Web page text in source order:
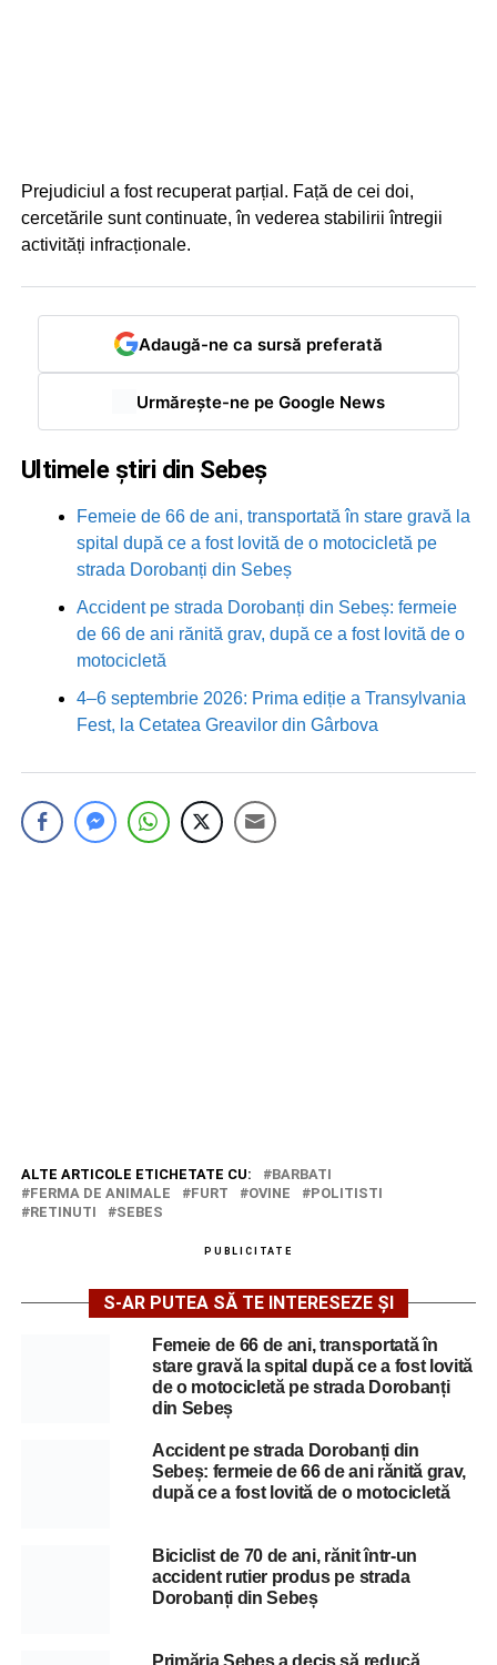
Prejudiciul a fost recuperat parțial. Față de cei doi,
cercetările sunt continuate, în vederea stabilirii întregii
activități infracționale.
Adaugă-ne ca sursă preferată
Urmărește-ne pe Google News
Ultimele știri din Sebeș
Femeie de 66 de ani, transportată în stare gravă la
spital după ce a fost lovită de o motocicletă pe
strada Dorobanți din Sebeș
Accident pe strada Dorobanți din Sebeș: fermeie
de 66 de ani rănită grav, după ce a fost lovită de o
motocicletă
4–6 septembrie 2026: Prima ediție a Transylvania
Fest, la Cetatea Greavilor din Gârbova
ALTE ARTICOLE ETICHETATE CU:
BARBATI
FERMA DE ANIMALE
FURT OVINE
POLITISTI
RETINUTI
SEBES
PUBLICITATE
S-AR PUTEA SĂ TE INTERESEZE ȘI
Femeie de 66 de ani, transportată în
stare gravă la spital după ce a fost lovită
de o motocicletă pe strada Dorobanți
din Sebeș
Accident pe strada Dorobanți din
Sebeș: fermeie de 66 de ani rănită grav,
după ce a fost lovită de o motocicletă
Biciclist de 70 de ani, rănit într-un
accident rutier produs pe strada
Dorobanți din Sebeș
Primăria Sebeș a decis să reducă